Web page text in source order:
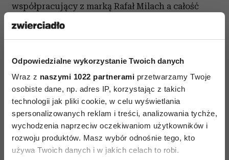
Odpowiedzialne wykorzystanie Twoich danych
Wraz z naszymi 1022 partnerami przetwarzamy Twoje
osobiste dane, np. adres IP, korzystając z takich
technologii jak pliki cookie, w celu wyświetlania
spersonalizowanych reklam i treści, analizowania tychże,
wychodzenia naprzeciw oczekiwaniom użytkowników i
rozwoju produktów. Masz wybór odnośnie tego, kto
używa Twoich danych i w jakich celach to robi.
współpracujący z marką Rafał Milach a całość
wyprodukowała agencja AFPHOTO. Autorką
Ubrania prezentowane w jesiennym lookbooku
HOUSE już niedługo pojawią się w salonach
marki w całej Polsce.
Sprawdź równieżczapki z daszkiem damskie